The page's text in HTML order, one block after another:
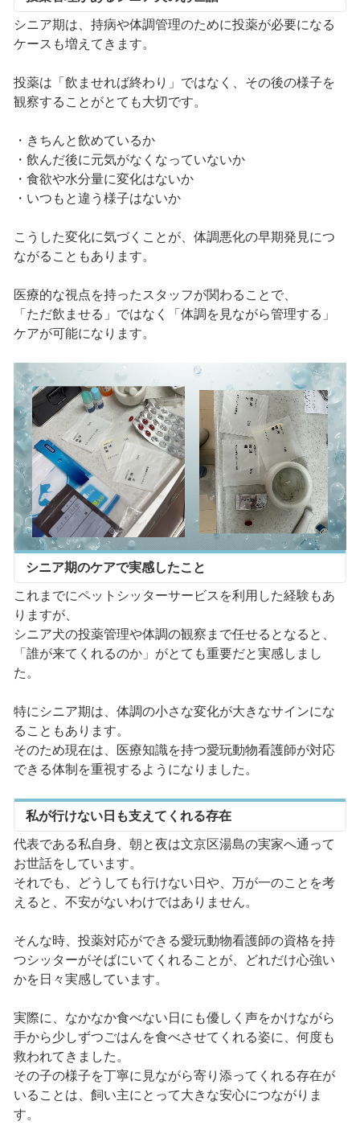
シニア期は、持病や体調管理のために投薬が必要になる
ケースも増えてきます。
投薬は「飲ませれば終わり」ではなく、その後の様子を
観察することがとても大切です。
・きちんと飲めているか
・飲んだ後に元気がなくなっていないか
・食欲や水分量に変化はないか
・いつもと違う様子はないか
こうした変化に気づくことが、体調悪化の早期発見につ
ながることもあります。
医療的な視点を持ったスタッフが関わることで、
「ただ飲ませる」ではなく「体調を見ながら管理する」
ケアが可能になります。
シニア期のケアで実感したこと
これまでにペットシッターサービスを利用した経験もあ
りますが、
シニア犬の投薬管理や体調の観察まで任せるとなると、
「誰が来てくれるのか」がとても重要だと実感しまし
た。
特にシニア期は、体調の小さな変化が大きなサインにな
ることもあります。
そのため現在は、医療知識を持つ愛玩動物看護師が対応
できる体制を重視するようになりました。
私が行けない日も支えてくれる存在
代表である私自身、朝と夜は文京区湯島の実家へ通って
お世話をしています。
それでも、どうしても行けない日や、万が一のことを考
えると、不安がないわけではありません。
そんな時、投薬対応ができる愛玩動物看護師の資格を持
つシッターがそばにいてくれることが、どれだけ心強い
かを日々実感しています。
実際に、なかなか食べない日にも優しく声をかけながら
手から少しずつごはんを食べさせてくれる姿に、何度も
救われてきました。
その子の様子を丁寧に見ながら寄り添ってくれる存在が
いることは、飼い主にとって大きな安心につながりま
す。